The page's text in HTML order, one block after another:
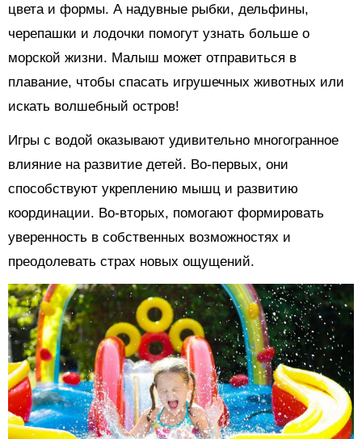
цвета и формы. А надувные рыбки, дельфины,
черепашки и лодочки помогут узнать больше о
морской жизни. Малыш может отправиться в
плавание, чтобы спасать игрушечных животных или
искать волшебный остров!
Игры с водой оказывают удивительно многогранное
влияние на развитие детей. Во-первых, они
способствуют укреплению мышц и развитию
координации. Во-вторых, помогают формировать
уверенность в собственных возможностях и
преодолевать страх новых ощущений.